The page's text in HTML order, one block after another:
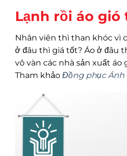
Lạnh rồi áo gió
Nhân viên thì than khóc vì
ở đâu thì giá tốt? Áo ở đâu
vô vàn các nhà sản xuất
Tham khảo Đồng phục Ánh